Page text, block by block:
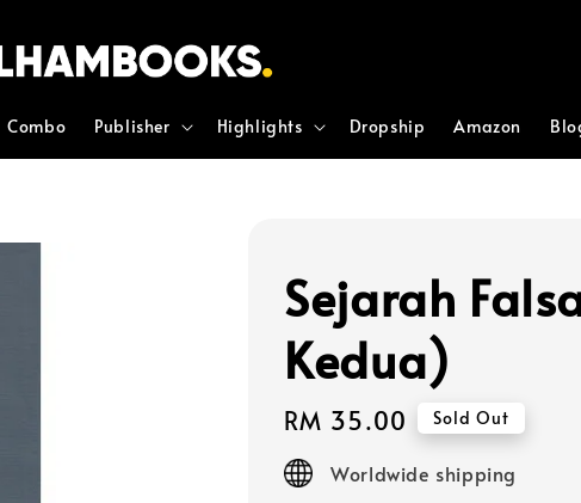
Combo Publisher Highlights Dropship Amazon
Sejarah
Kedua)
Regular
price
RM 35.00 Sold Out
Worldwide shipping